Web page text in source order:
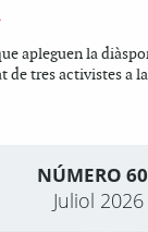
apleguen la
de tres activistes a
NÚMERO
Juliol 2026